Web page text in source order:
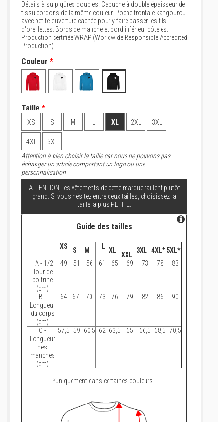
Détails à surpiqûres doubles. Capuche à double épaisseur de
tissu cordons de la même couleur. Poche frontale kangourou
avec petite ouverture cachée pour y faire passer les fils
d'oreillettes. Bords de manche et bord inférieur côtelés.
Production certifiée WRAP (Worldwide Responsible Accredited
Production)
Couleur *
Taille *
XS S M XL 2XL 3XL
4XL
5XL
Attention à bien choisir la taille car nous ne pouvons pas
échanger un article comportant un logo ou une
personnalisation
ATTENTION, les vêtements de cette marque taillent plutôt
grand. Si vous hésitez entre deux tailles, choisissez la
taille la plus PETITE.
Guide des tailles
XS S M L XL
XXL
3XL 4XL* 5XL*
A - 1/2
Tour de
poitrine
(cm)
49 51 56 61 65 69 73 78 83
B -
Longueur
du corps
(cm)
64 67 70 73 76 79 82 86 90
C -
Longueur
des
manches
(cm)
57,5 59 60,5 62 63,5 65 66,5 68,5 70,5
*uniquement dans certaines couleurs